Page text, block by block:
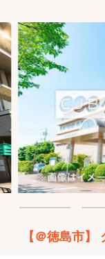
【＠徳島市